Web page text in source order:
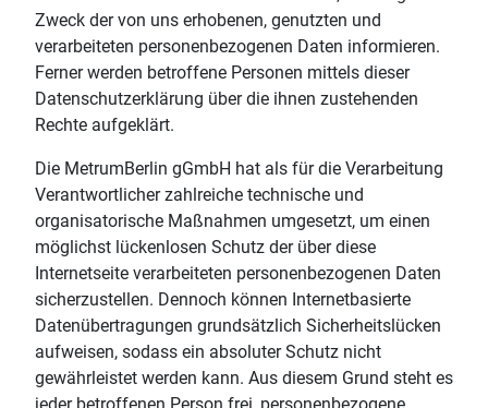
Zweck der von uns erhobenen, genutzten und
verarbeiteten personenbezogenen Daten informieren.
Ferner werden betroffene Personen mittels dieser
Datenschutzerklärung über die ihnen zustehenden
Rechte aufgeklärt.
Die MetrumBerlin gGmbH hat als für die Verarbeitung
Verantwortlicher zahlreiche technische und
organisatorische Maßnahmen umgesetzt, um einen
möglichst lückenlosen Schutz der über diese
Internetseite verarbeiteten personenbezogenen Daten
sicherzustellen. Dennoch können Internetbasierte
Datenübertragungen grundsätzlich Sicherheitslücken
aufweisen, sodass ein absoluter Schutz nicht
gewährleistet werden kann. Aus diesem Grund steht es